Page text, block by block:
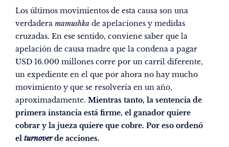
Los últimos movimientos de esta causa son una
verdadera mamushka de apelaciones y medidas
cruzadas. En ese sentido, conviene saber que la
apelación de causa madre que la condena a pagar
USD 16.000 millones corre por un carril diferente,
un expediente en el que por ahora no hay mucho
movimiento y que se resolvería en un año,
aproximadamente. Mientras tanto, la sentencia de
primera instancia está firme, el ganador quiere
cobrar y la jueza quiere que cobre. Por eso ordenó
el turnoverde acciones.